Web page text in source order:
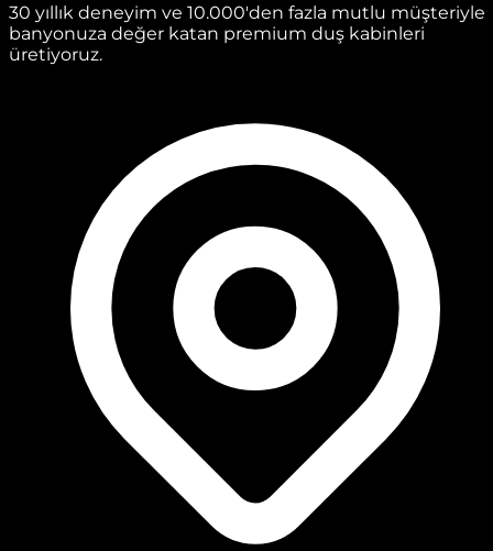
30 yıllık deneyim ve 10.000'den fazla mutlu müşteriyle
banyonuza değer katan premium duş kabinleri
üretiyoruz.